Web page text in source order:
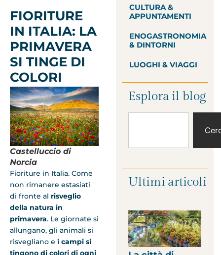
FIORITURE
IN ITALIA: LA
PRIMAVERA
SI TINGE DI
COLORI
Castelluccio di
Norcia
Fioriture in Italia. Come
non rimanere estasiati
di fronte al risveglio
della natura in
primavera. Le giornate si
allungano, gli animali si
risvegliano e i campi si
tingono di colori di ogni
CULTURA &
APPUNTAMENTI
ENOGASTRONOMIA
& DINTORNI
LUOGHI & VIAGGI
Esplora il blog
Ultimi articoli